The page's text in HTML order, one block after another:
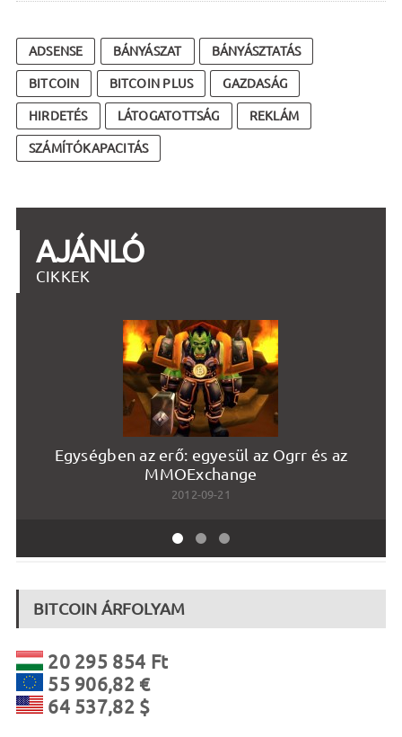
ADSENSE BÁNYÁSZAT BÁNYÁSZTATÁS
BITCOIN BITCOIN PLUS GAZDASÁG
HIRDETÉS LÁTOGATOTTSÁG REKLÁM
SZÁMÍTÓKAPACITÁS
AJÁNLÓ
CIKKEK
Egységben az erő: egyesül az Ogrr és az
MMOExchange
2012-09-21
BITCOIN ÁRFOLYAM
20 295 854 Ft
55 906,82 €
64 537,82 $